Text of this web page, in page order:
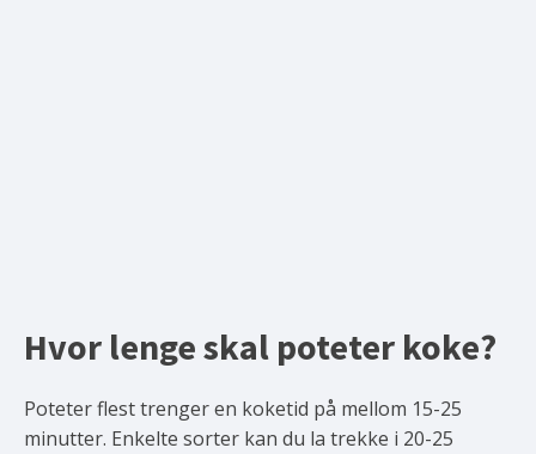
Hvor lenge skal poteter koke?
Poteter flest trenger en koketid på mellom 15-25
minutter. Enkelte sorter kan du la trekke i 20-25